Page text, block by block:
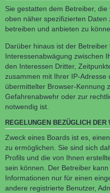
Sie gestatten dem Betreiber,
oben näher spezifizierten
betreiben und anbieten zu
Darüber hinaus ist der
Interessenabwägung zwischen
den Interessen Dritter,
zusammen mit Ihrer IP-Adresse
übermittelter Browser-Kennung
Gefahrenabwehr oder zur
notwendig ist.
REGELUNGEN BEZÜGLICH DER
Zweck eines Boards ist es,
zu ermöglichen. Sie sind sich
Profils und die von Ihnen
sein können. Der Betreiber
Informationen nur für einen
andere registrierte Benutzer,